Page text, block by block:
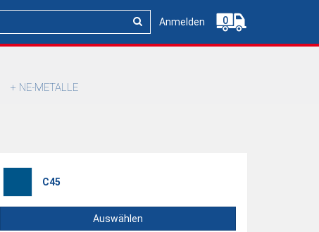
Anmelden 0
NE-METALLE
C45
Auswählen